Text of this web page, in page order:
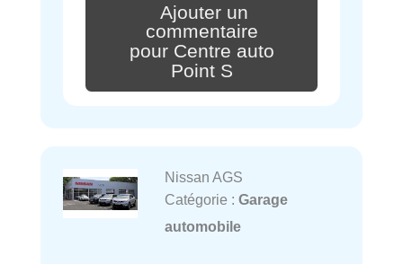
Ajouter un
commentaire
pour Centre auto
Point S
Nissan AGS
Catégorie : Garage
automobile